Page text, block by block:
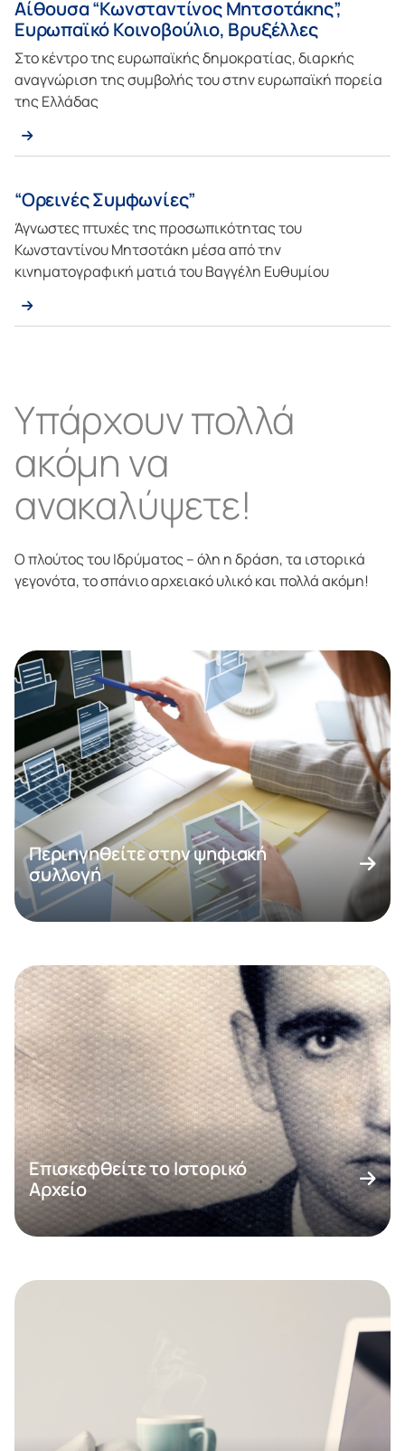
Αίθουσα “Κωνσταντίνος Μητσοτάκης”,
Ευρωπαϊκό Κοινοβούλιο, Βρυξέλλες
Στο κέντρο της ευρωπαϊκής δημοκρατίας, διαρκής
αναγνώριση της συμβολής του στην ευρωπαϊκή πορεία
της Ελλάδας
“Ορεινές Συμφωνίες”
Άγνωστες πτυχές της προσωπικότητας του
Κωνσταντίνου Μητσοτάκη μέσα από την
κινηματογραφική ματιά του Βαγγέλη Ευθυμίου
Υπάρχουν πολλά
ακόμη να
ανακαλύψετε!
Ο πλούτος του Ιδρύματος – όλη η δράση, τα ιστορικά
γεγονότα, το σπάνιο αρχειακό υλικό και πολλά ακόμη!
Περιηγηθείτε στην ψηφιακή
συλλογή
Επισκεφθείτε το Ιστορικό
Αρχείο